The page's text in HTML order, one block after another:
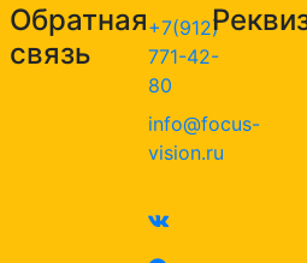
Обратная
связь
+7(912)
771-42-
80
info@focus-
vision.ru